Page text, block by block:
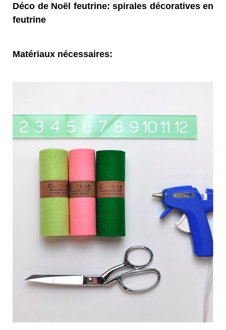
Déco de Noël feutrine: spirales décoratives en
feutrine
Matériaux nécessaires: